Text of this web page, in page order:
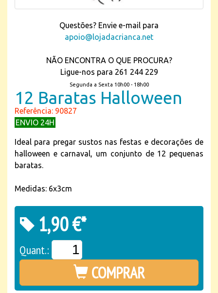
Questões? Envie e-mail para
apoio@lojadacrianca.net
NÃO ENCONTRA O QUE PROCURA?
Ligue-nos para 261 244 229
Segunda a Sexta 10h00 - 18h00
12 Baratas Halloween
Referência: 90827
ENVIO 24H
Ideal para pregar sustos nas festas e decorações de
halloween e carnaval, um conjunto de 12 pequenas
baratas.
Medidas: 6x3cm
1,90 €*
Quant.:
COMPRAR